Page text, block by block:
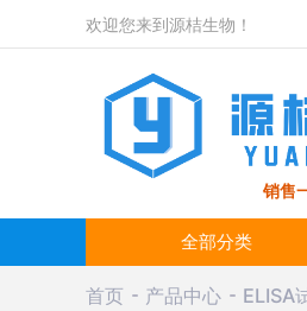
欢迎您来到源桔生物！
销售
全部分类
首页 产品中心 ELISA